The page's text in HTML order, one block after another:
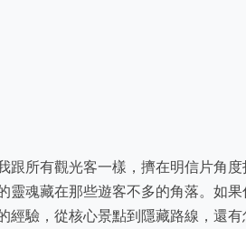
跟所有觀光客一樣，擠在明信片角
靈魂藏在那些遊客不多的角落。如
經驗，從核心景點到隱藏路線，還有